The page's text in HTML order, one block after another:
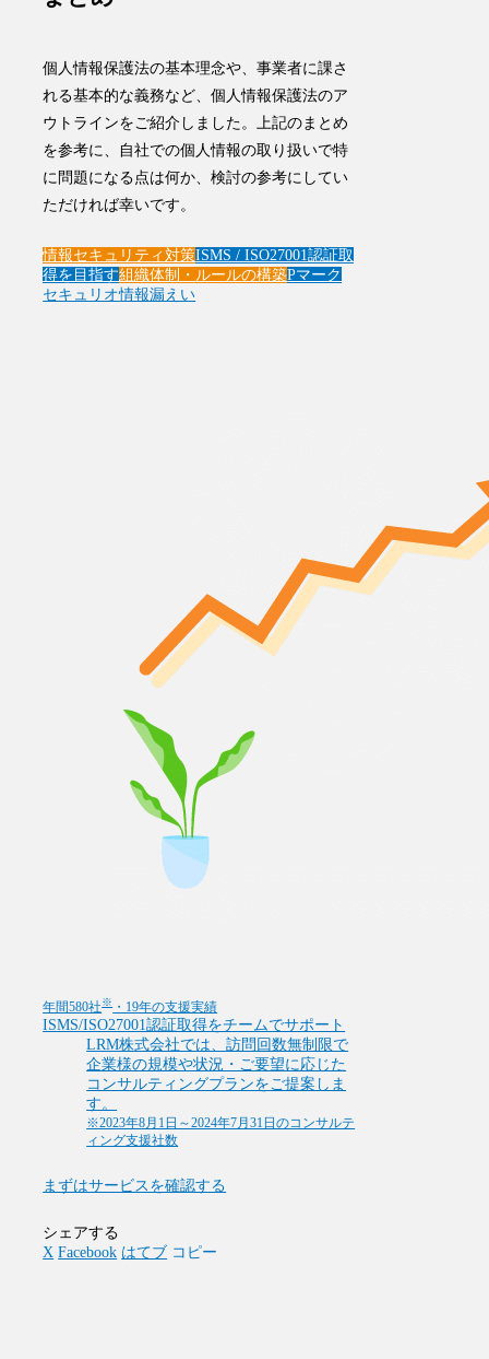
個人情報保護法の基本理念や、事業者に課さ
れる基本的な義務など、個人情報保護法のア
ウトラインをご紹介しました。上記のまとめ
を参考に、自社での個人情報の取り扱いで特
に問題になる点は何か、検討の参考にしてい
ただければ幸いです。
情報セキュリティ対策ISMS / ISO27001認証取
得を目指す組織体制・ルールの構築Pマーク
セキュリオ情報漏えい
年間580社※・19年の支援実績
ISMS/ISO27001認証取得をチームでサポート
LRM株式会社では、訪問回数無制限で
企業様の規模や状況・ご要望に応じた
コンサルティングプランをご提案しま
す。
※2023年8月1日～2024年7月31日のコンサルテ
ィング支援社数
まずはサービスを確認する
シェアする
X Facebook はてブ コピー